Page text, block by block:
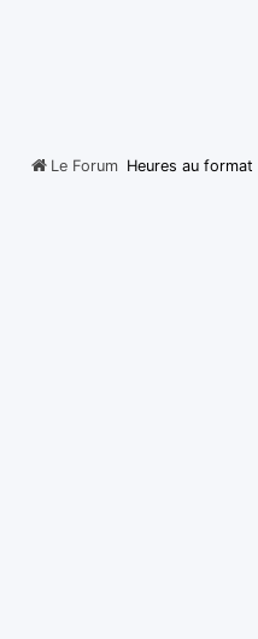
Le Forum Heures au format